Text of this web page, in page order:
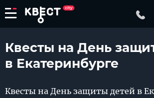
Квесты на День
в Екатеринбурге
Квесты на День защиты детей в